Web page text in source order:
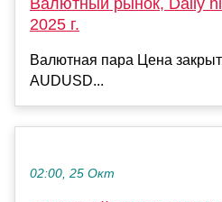
Валютный рынок, Daily
2025 г.
Валютная пара Цена
AUDUSD...
02:00, 25 Окт